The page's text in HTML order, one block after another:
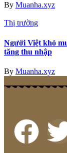
By Muanha.xyz
Thị trường
Người Việt khó
tăng thu nhập
By Muanha.xyz